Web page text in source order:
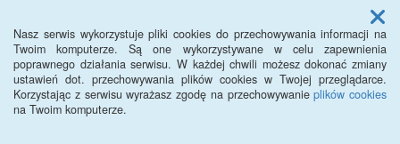
Nasz serwis wykorzystuje pliki cookies do przechowywania informacji na
Twoim komputerze. Są one wykorzystywane w celu zapewnienia
poprawnego działania serwisu. W każdej chwili możesz dokonać zmiany
ustawień dot. przechowywania plików cookies w Twojej przeglądarce.
Korzystając z serwisu wyrażasz zgodę na przechowywanieplików cookies
na Twoim komputerze.
Menu
BIP - Urząd Miejski
Wyśmierzyce